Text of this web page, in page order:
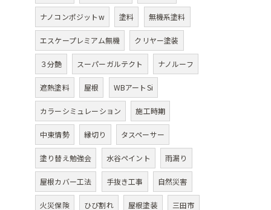
ナノコンポジットw 塗料 無機系塗料
エスケープレミアム無機 クリヤー塗装
３分艶 スーパーガルテクト ナノルーフ
遮熱塗料 屋根 WBアートSi
カラーシミュレーション 施工時期
中東情勢 縁切り タスペーサー
塗り替え勉強会 水谷ペイント 雨漏り
屋根カバー工法 手抜き工事 自然災害
火災保険 ひび割れ 屋根塗装 三田市